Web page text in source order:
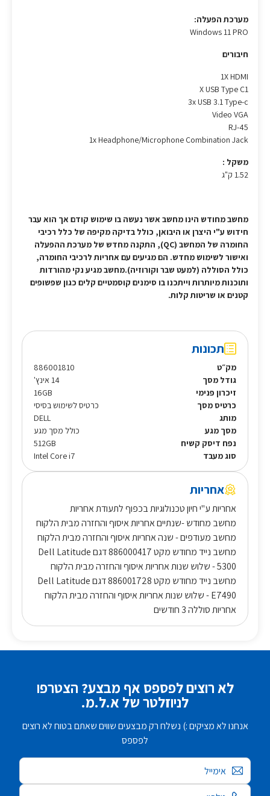
מערכת הפעלה:
Windows 11 PRO
חיבורים
1X HDMI
X USB Type C1
3x USB 3.1 Type-c
Video VGA
RJ-45
1x Headphone/Microphone Combination Jack
משקל :
1.52 ק"ג
מחשב מחודש הינו מחשב אשר נעשה בו שימוש קודם אך הוא עבר
חידוש ע"י היצרן או היבואן, כולל בדיקה מקיפה של כלל רכיבי
החומרה של המחשב (QC), התקנה מחדש של מערכת ההפעלה
ואישור לשימוש מחדש. הם מגיעים עם אחריות לרכיבי החומרה,
כולל הסוללה (למעט שבר וקורוזיה).מחשב מגיע נקי מהורדות
ותוכנות מיותרות וייתכנו בו סימנים קוסמטיים קלים כגון שפשופים
קטנים או שריטות קלות.
תכונות
מק״ט
886001810
גודל מסך
14 אינץ'
זיכרון פנימי
16GB
כרטיס מסך
כרטיס לשימוש בסיסי
מותג
DELL
מסך מגע
כולל מסך מגע
נפח דיסק קשיח
512GB
סוג מעבד
Intel Core i7
אחריות
אחריות ע"י חיון טכנולוגיות בכפוף לתעודת אחריות
מחשב מחודש -שנתיים אחריות איסוף והחזרה מבית הלקוח
מחשב מעודפים - שנה אחריות איסוף והחזרה מבית הלקוח
מחשב נייד מחודש מקט 886000417 דגם Dell Latitude
5300 - שלוש שנות אחריות איסוף והחזרה מבית הלקוח
מחשב נייד מחודש מקט 886001728 דגם Dell Latitude
E7490 - שלוש שנות אחריות איסוף והחזרה מבית הלקוח
אחריות סוללה 3 חודשים
לא רוצים לפספס אף מבצע? הצטרפו
לניוזלטר של א.ל.מ.
אנחנו לא מציקים :) נשלח רק מבצעים שווים שאתם בטוח לא רוצים
לפספס
אימייל